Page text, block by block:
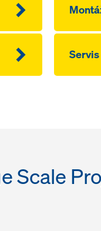
Scale